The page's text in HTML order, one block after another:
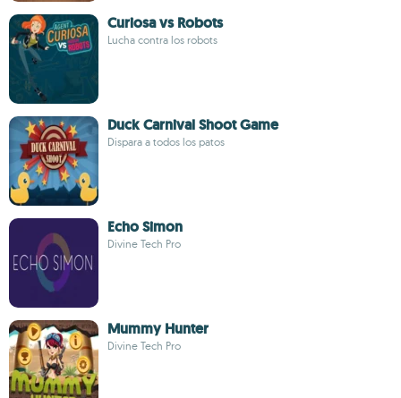
Curiosa vs Robots
Lucha contra los robots
Duck Carnival Shoot Game
Dispara a todos los patos
Echo Simon
Divine Tech Pro
Mummy Hunter
Divine Tech Pro